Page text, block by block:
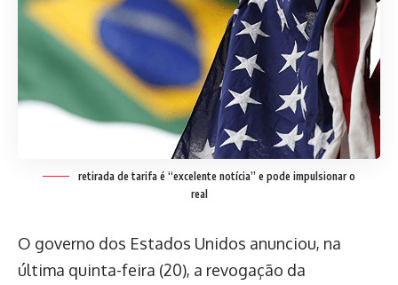
retirada de tarifa é “excelente notícia” e pode impulsionar o
real
O governo dos Estados Unidos anunciou, na
última quinta-feira (20), a revogação da